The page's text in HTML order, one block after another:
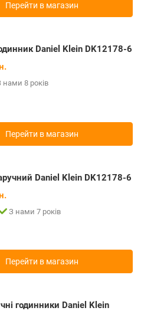
Перейти в магазин
Daniel Klein DK12178-6
нами 8 років
Перейти в магазин
Daniel Klein DK12178-6
З нами 7 років
Перейти в магазин
годинники Daniel Klein